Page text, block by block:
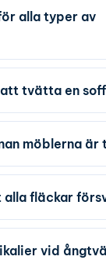
alla typer av
tvätta en
möblerna är
alla fläckar
vid